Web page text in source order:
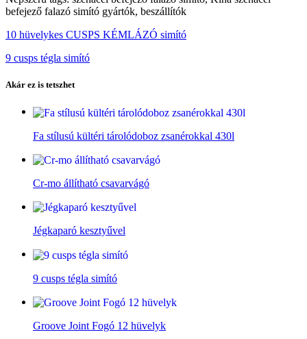
befejező falazó simító gyártók, beszállítók
10 hüvelykes CUSPS KÉMLÁZÓ simító
9 cusps tégla simító
Akár ez is tetszhet
Fa stílusú kültéri tárolódoboz zsanérokkal 430l
Cr-mo állítható csavarvágó
Jégkaparó kesztyűvel
9 cusps tégla simító
Groove Joint Fogó 12 hüvelyk